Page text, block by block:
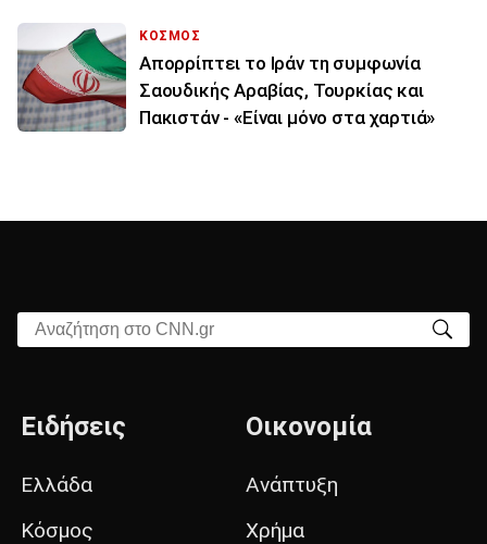
ΚΟΣΜΟΣ
Απορρίπτει το Ιράν τη συμφωνία
Σαουδικής Αραβίας, Τουρκίας και
Πακιστάν - «Είναι μόνο στα χαρτιά»
Αναζήτηση στο CNN.gr
Ειδήσεις
Ελλάδα
Κόσμος
Οικονομία
Ανάπτυξη
Χρήμα